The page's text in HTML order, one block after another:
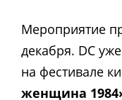
Мероприятие
декабря. DC
на фестивале
женщина